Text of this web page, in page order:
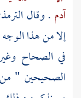
آدم . وقال
إلا من هذا
في الصحاح
الصحيحين "